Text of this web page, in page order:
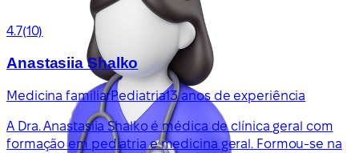
4.7(10)
Anastasiia Shalko
Medicina familiarPediatria13 anos de experiência
A Dra. Anastasiia Shalko é médica de clínica geral com
formação em pediatria e medicina geral. Formou-se na